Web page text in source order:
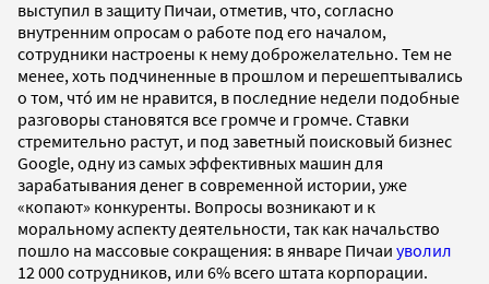
выступил в защиту Пичаи, отметив, что, согласно
внутренним опросам о работе под его началом,
сотрудники настроены к нему доброжелательно. Тем не
менее, хоть подчиненные в прошлом и перешептывались
о том, чтó им не нравится, в последние недели подобные
разговоры становятся все громче и громче. Ставки
стремительно растут, и под заветный поисковый бизнес
Google, одну из самых эффективных машин для
зарабатывания денег в современной истории, уже
«копают» конкуренты. Вопросы возникают и к
моральному аспекту деятельности, так как начальство
пошло на массовые сокращения: в январе Пичаи уволил
12 000 сотрудников, или 6% всего штата корпорации.